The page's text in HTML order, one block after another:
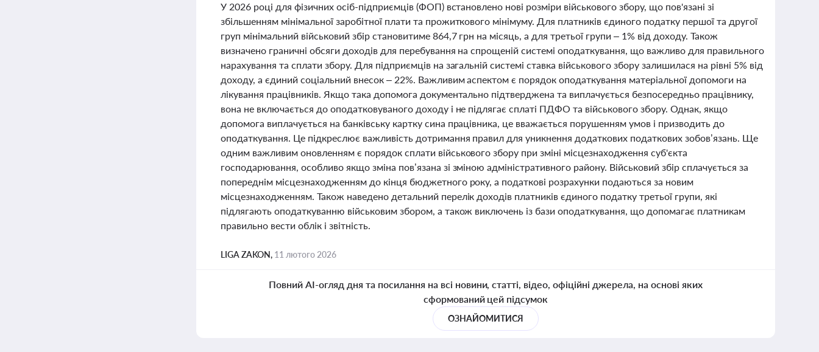
У 2026 році для фізичних осіб-підприємців (ФОП) встановлено нові розміри військового збору, що пов'язані зі
збільшенням мінімальної заробітної плати та прожиткового мінімуму. Для платників єдиного податку першої та другої
груп мінімальний військовий збір становитиме 864,7 грн на місяць, а для третьої групи – 1% від доходу. Також
визначено граничні обсяги доходів для перебування на спрощеній системі оподаткування, що важливо для правильного
нарахування та сплати збору. Для підприємців на загальній системі ставка військового збору залишилася на рівні 5% від
доходу, а єдиний соціальний внесок – 22%. Важливим аспектом є порядок оподаткування матеріальної допомоги на
лікування працівників. Якщо така допомога документально підтверджена та виплачується безпосередньо працівнику,
вона не включається до оподатковуваного доходу і не підлягає сплаті ПДФО та військового збору. Однак, якщо
допомога виплачується на банківську картку сина працівника, це вважається порушенням умов і призводить до
оподаткування. Це підкреслює важливість дотримання правил для уникнення додаткових податкових зобов’язань. Ще
одним важливим оновленням є порядок сплати військового збору при зміні місцезнаходження суб'єкта
господарювання, особливо якщо зміна пов’язана зі зміною адміністративного району. Військовий збір сплачується за
попереднім місцезнаходженням до кінця бюджетного року, а податкові розрахунки подаються за новим
місцезнаходженням. Також наведено детальний перелік доходів платників єдиного податку третьої групи, які
підлягають оподаткуванню військовим збором, а також виключень із бази оподаткування, що допомагає платникам
правильно вести облік і звітність.
LIGA ZAKON, 11 лютого 2026
Повний AI-огляд дня та посилання на всі новини, статті, відео, офіційні джерела, на основі яких
сформований цей підсумок
ОЗНАЙОМИТИСЯ